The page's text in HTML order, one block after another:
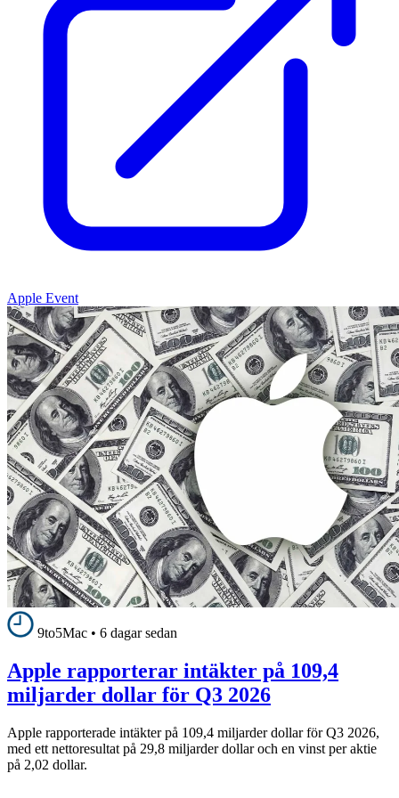
Apple Event
9to5Mac • 6 dagar sedan
Apple rapporterar intäkter på 109,4
miljarder dollar för Q3 2026
Apple rapporterade intäkter på 109,4 miljarder dollar för Q3 2026,
med ett nettoresultat på 29,8 miljarder dollar och en vinst per aktie
på 2,02 dollar.